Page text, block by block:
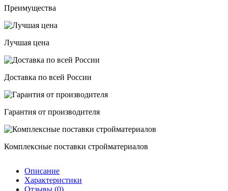
Преимущества
Лучшая цена
Доставка по всей России
Гарантия от производителя
Комплексные поставки стройматериалов
Описание
Характеристики